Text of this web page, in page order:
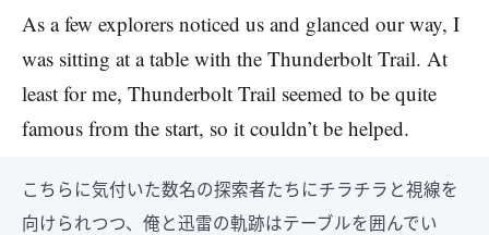
As a few explorers noticed us and glanced our way, I
was sitting at a table with the Thunderbolt Trail. At
least for me, Thunderbolt Trail seemed to be quite
famous from the start, so it couldn’t be helped.
こちらに気付いた数名の探索者たちにチラチラと視線を
向けられつつ、俺と迅雷の軌跡はテーブルを囲んでい